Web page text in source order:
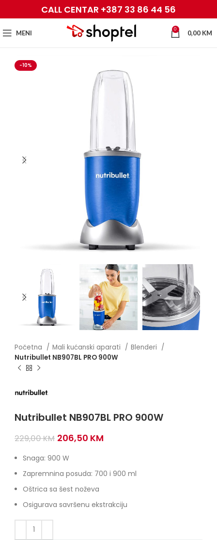
CALL CENTAR +387 33 86 44 56
MENI 0 0,00 KM
-10%
Početna Mali kućanski aparati
Blenderi
Nutribullet NB907BL PRO 900W
Nutribullet NB907BL PRO 900W
229,00KM Original
was:
229,00 KM.
206,50 KM
206,50 KM.
Snaga: 900 W
Zapremnina posuda: 700 i 900 ml
Oštrica sa šest noževa
Osigurava savršenu ekstrakciju